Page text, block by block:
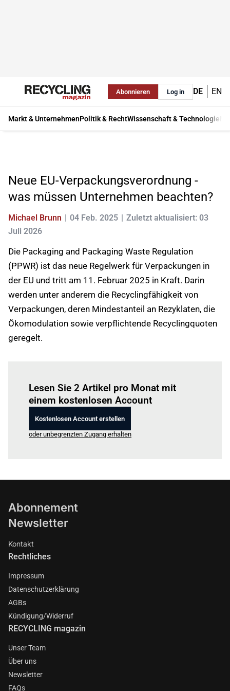
Abonnieren Log in DE EN
Markt & UnternehmenPolitik & RechtWissenschaft & Technologie
Neue EU-Verpackungsverordnung -
was müssen Unternehmen beachten?
Michael Brunn 04 Feb. 2025
Zuletzt aktualisiert: 03
Juli 2026
Die Packaging and Packaging Waste Regulation
(PPWR) ist das neue Regelwerk für Verpackungen in
der EU und tritt am 11. Februar 2025 in Kraft. Darin
werden unter anderem die Recyclingfähigkeit von
Verpackungen, deren Mindestanteil an Rezyklaten, die
Ökomodulation sowie verpflichtende Recyclingquoten
geregelt.
Lesen Sie 2 Artikel pro Monat mit
einem kostenlosen Account
Kostenlosen Account erstellen
oder unbegrenzten Zugang erhalten
Abonnement
Newsletter
Kontakt
Rechtliches
Impressum
Datenschutzerklärung
AGBs
Kündigung/Widerruf
RECYCLING magazin
Unser Team
Über uns
Newsletter
FAQs